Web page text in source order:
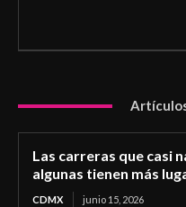
Las carreras que casi
algunas tienen más
CDMX junio 15, 2026